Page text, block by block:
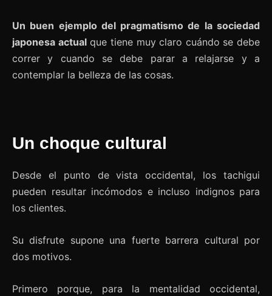
Un buen ejemplo del pragmatismo de la sociedad
japonesa actualque tiene muy claro cuándo se debe
correr y cuando se debe parar a relajarse y a
contemplar la belleza de las cosas.
Un choque cultural
Desde el punto de vista occidental, los tachigui
pueden resultar incómodos e incluso indignos para
los clientes.
Su disfrute supone una fuerte barrera cultural por
dos motivos.
Primero porque, para la mentalidad occidental,